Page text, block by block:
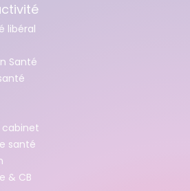
libéral
Santé
cabinet
santé
& CB